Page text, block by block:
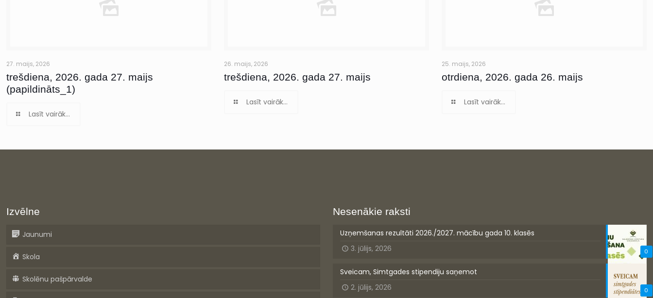
27. maijs, 2026
trešdiena, 2026. gada 27. maijs
(papildināts_1)
Lasīt vairāk...
26. maijs, 2026
trešdiena, 2026. gada 27. maijs
Lasīt vairāk...
25. maijs, 2026
otrdiena, 2026. gada 26. maijs
Lasīt vairāk...
Izvēlne
Jaunumi
Skola
Skolēnu pašpārvalde
Nesenākie raksti
0
Uzņemšanas rezultāti 2026./2027. mācību gada 10. klasēs
3. jūlijs, 2026
0
Sveicam, Simtgades stipendiju saņemot
2. jūlijs, 2026